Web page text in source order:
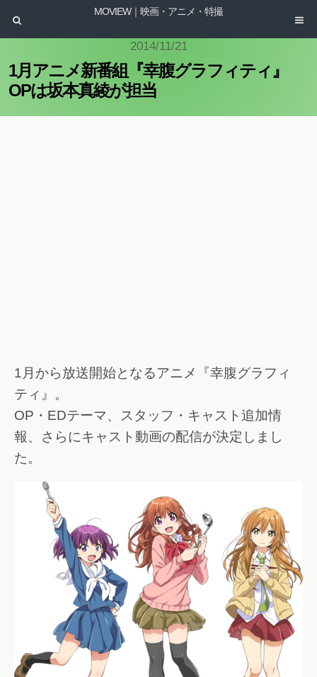
MOVIEW｜映画・アニメ・特撮
2014/11/21
1月アニメ新番組『幸腹グラフィティ』
OPは坂本真綾が担当
1月から放送開始となるアニメ『幸腹グラフィ
ティ』。
OP・EDテーマ、スタッフ・キャスト追加情
報、さらにキャスト動画の配信が決定しまし
た。